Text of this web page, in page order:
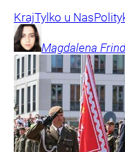
KrajTylko u Nas
Magdalena